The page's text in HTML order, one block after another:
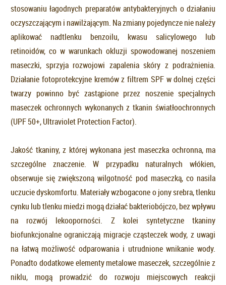
stosowaniu łagodnych preparatów antybakteryjnych o działaniu
oczyszczającym i nawilżającym. Na zmiany pojedyncze nie należy
aplikować nadtlenku benzoilu, kwasu salicylowego lub
retinoidów, co w warunkach okluzji spowodowanej noszeniem
maseczki, sprzyja rozwojowi zapalenia skóry z podrażnienia.
Działanie fotoprotekcyjne kremów z filtrem SPF w dolnej części
twarzy powinno być zastąpione przez noszenie specjalnych
maseczek ochronnych wykonanych z tkanin światłoochronnych
(UPF 50+, Ultraviolet Protection Factor).
Jakość tkaniny, z której wykonana jest maseczka ochronna, ma
szczególne znaczenie. W przypadku naturalnych włókien,
obserwuje się zwiększoną wilgotność pod maseczką, co nasila
uczucie dyskomfortu. Materiały wzbogacone o jony srebra, tlenku
cynku lub tlenku miedzi mogą działać bakteriobójczo, bez wpływu
na rozwój lekooporności. Z kolei syntetyczne tkaniny
biofunkcjonalne ograniczają migracje cząsteczek wody, z uwagi
na łatwą możliwość odparowania i utrudnione wnikanie wody.
Ponadto dodatkowe elementy metalowe maseczek, szczególnie z
niklu, mogą prowadzić do rozwoju miejscowych reakcji